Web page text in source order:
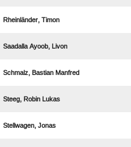
 
  
  
  
 